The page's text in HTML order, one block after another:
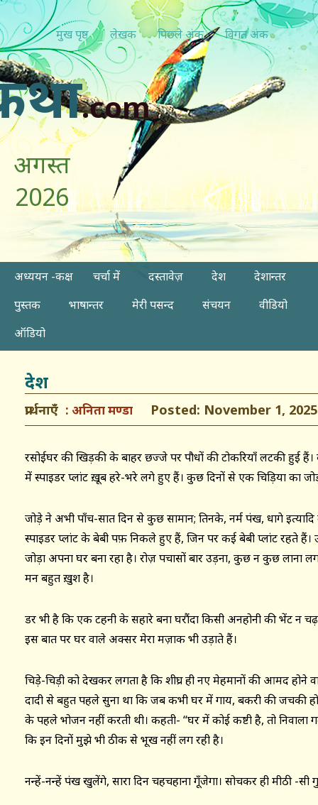
मुख पृष्ठ लेखक पिछ्ले अंक विगत अंक
.com
अगस्त
2026
अध्ययन -कक्ष चर्चा में दस्तावेज़ देश
देशान्तर
पुस्तक
भाषान्तर मेरी पसन्द संचयन
वीडियो
ऑडियो
देश
प्रार्थनाएँ अनिता मण्डा Posted: November 1, 2025
रसोईघर की खिड़की के बाहर छज्जे पर पौधों की टोकरियाँ लटकी हुई
में स्पाइडर प्लांट ख़ूब हरे-भरे लगे हुए हैं। कुछ दिनों से एक चिड़िया का
जोड़े ने अभी पाँच-सात दिन से कुछ सामान; तिनके, नर्म पंख, धागे
स्पाइडर प्लांट के बेबी पफ़ निकले हुए हैं, जिन पर कई बेबी प्लांट रहते
जोड़ा अपना घर बना रहा है। रोज़ पचासों बार उड़ना, कुछ न कुछ लाना
मन बहुत ख़ुश है।
डर भी है कि एक टहनी के सहारे बना घरौंदा किसी अनहोनी की भेंट न
इस बात पर घर वाले अक्सर मेरा मज़ाक भी उड़ाते हैं।
चिड़े-चिड़ी को देखकर लगता है कि शीघ्र ही नए मेहमानों की आमद होने
दादी से बहुत पहले सुना था कि जब कभी घर में गाय, बकरी की जचकी
के पहले भोजन नहीं करती थी। कहती- “घर में कोई कष्टी है, तो
कि इन दिनों मुझे भी ठीक से भूख नहीं लग रही है।
नन्हें-नन्हें पंख खुलेंगे, सारा दिन चहचहाना गूँजेगा। सोचकर ही मीठी -सी